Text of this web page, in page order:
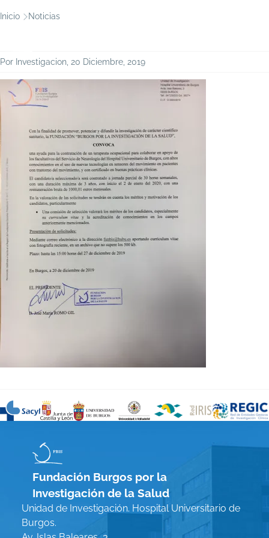
Ruta
navegación
Inicio Noticias
Por Investigacion , 20 Diciembre, 2019
Fundación Burgos por la
Investigación de la Salud
Unidad de Investigación. Hospital Universitario de
Burgos.